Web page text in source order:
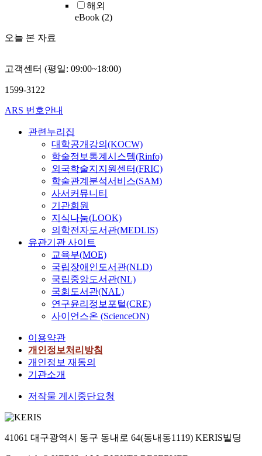
해외
eBook (2)
오늘 본 자료
고객센터 (평일: 09:00~18:00)
1599-3122
ARS 번호안내
관련누리집
대학공개강의(KOCW)
학술정보통계시스템(Rinfo)
외국학술지지원센터(FRIC)
학술관계분석서비스(SAM)
사서커뮤니티
기관회원
지식나눔(LOOK)
의학전자도서관(MEDLIS)
유관기관 사이트
교육부(MOE)
국립장애인도서관(NLD)
국립중앙도서관(NL)
국회도서관(NAL)
연구윤리정보포털(CRE)
사이언스온 (ScienceON)
이용약관
개인정보처리방침
개인정보 재동의
기관소개
저작물 게시중단요청
41061 대구광역시 동구 동내로 64(동내동1119) KERIS빌딩